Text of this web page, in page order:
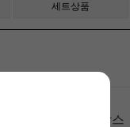
세트상품
드 초박형 콘돔 1박스